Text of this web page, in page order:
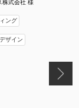
株式会社 様
ング
ザイン